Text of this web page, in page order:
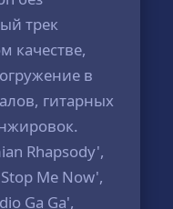
трек
качестве,
в
гитарных
Rhapsody',
Me Now',
Ga Ga',